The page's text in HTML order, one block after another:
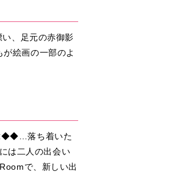
、足元の赤御影
絵画の一部のよ
≪◆◆…落ち着いた
は二人の出会い
で、新しい出